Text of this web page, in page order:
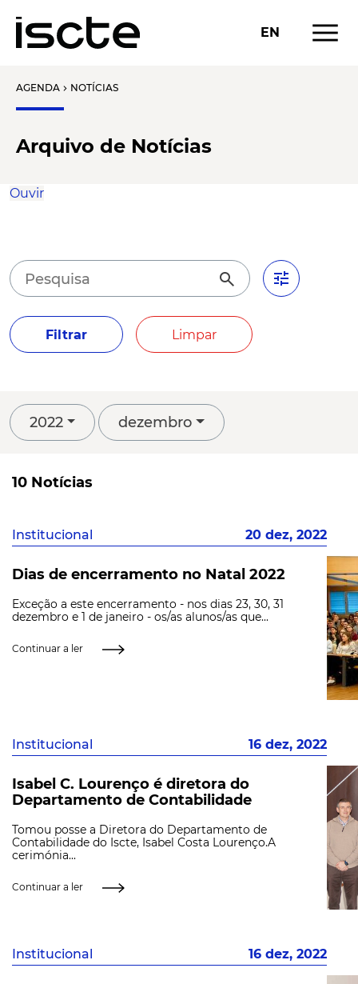
EN menu
AGENDA chevron_right NOTÍCIAS
Arquivo de Notícias
Ouvir
search tune
Filtrar Limpar
2022 dezembro
10 Notícias
Institucional 20 dez, 2022
Dias de encerramento no Natal 2022
Exceção a este encerramento - nos dias 23, 30, 31
dezembro e 1 de janeiro - os/as alunos/as que...
Continuar a ler
Institucional 16 dez, 2022
Isabel C. Lourenço é diretora do
Departamento de Contabilidade
Tomou posse a Diretora do Departamento de
Contabilidade do Iscte, Isabel Costa Lourenço.A
cerimónia...
Continuar a ler
Institucional 16 dez, 2022